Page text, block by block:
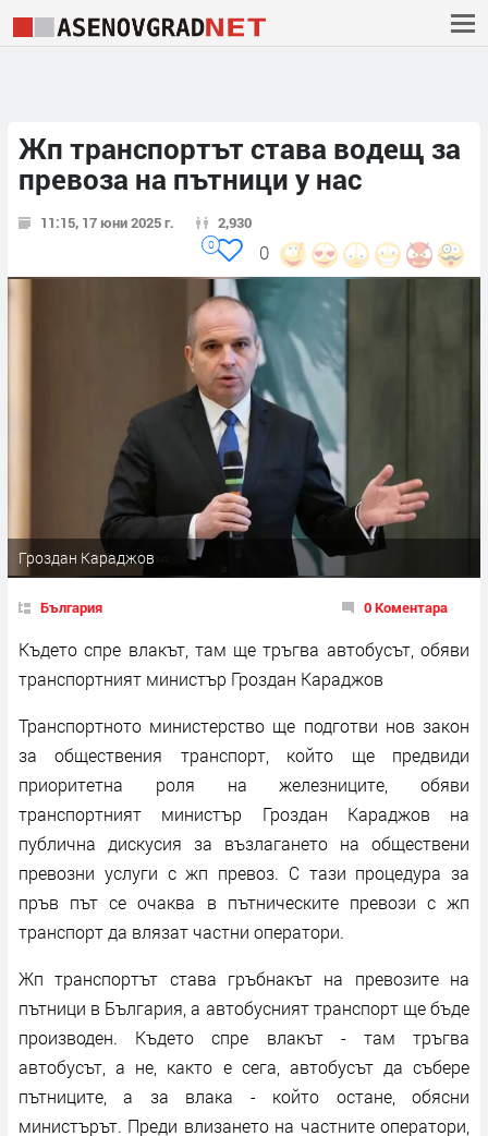
Жп транспортът става водещ за
превоза на пътници у нас
11:15, 17 юни 2025 г. 2,930
0
0
Гроздан Караджов
България 0 Коментара
Където спре влакът, там ще тръгва автобусът, обяви
транспортният министър Гроздан Караджов
Транспортното министерство ще подготви нов закон
за обществения транспорт, който ще предвиди
приоритетна роля на железниците, обяви
транспортният министър Гроздан Караджов на
публична дискусия за възлагането на обществени
превозни услуги с жп превоз. С тази процедура за
пръв път се очаква в пътническите превози с жп
транспорт да влязат частни оператори.
Жп транспортът става гръбнакът на превозите на
пътници в България, а автобусният транспорт ще бъде
производен. Където спре влакът - там тръгва
автобусът, а не, както е сега, автобусът да събере
пътниците, а за влака - който остане, обясни
министърът. Преди влизането на частните оператори,